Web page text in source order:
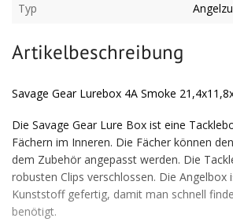
Typ
Artikelbeschreibung
Savage Gear Lurebox 4A Smoke
Die Savage Gear Lure Box ist eine
Fächern im Inneren. Die Fächer können
dem Zubehör angepasst werden. Die
robusten Clips verschlossen. Die Angelbox
Kunststoff gefertig, damit man schnell
benötigt.